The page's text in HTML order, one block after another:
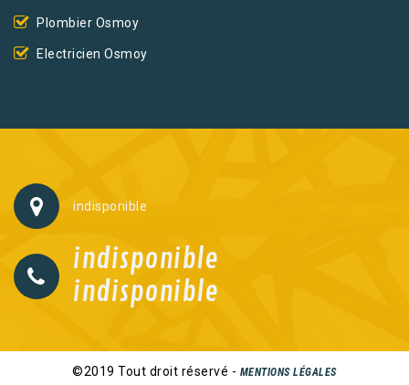
Plombier Osmoy
Electricien Osmoy
indisponible
indisponible
indisponible
©2019 Tout droit réservé - MENTIONS LÉGALES